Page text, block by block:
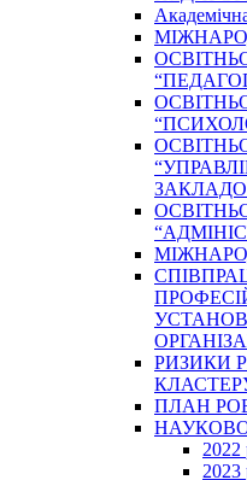
РИЗИКИ
ПЛАН
2022
2023